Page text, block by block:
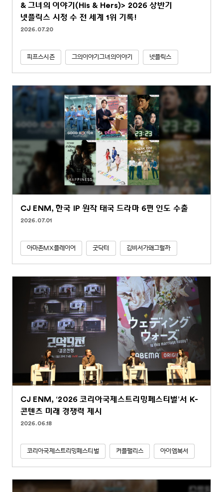
& 그녀의 이야기(His & Hers)> 2026 상반기
넷플릭스 시청 수 전 세계 1위 기록!
2026.07.20
피프스시즌 그의이야기그녀의이야기 넷플릭스
CJ ENM, 한국 IP 원작 태국 드라마 6편 인도 수출
2026.07.01
아마존MX플레이어 굿닥터 김비서가왜그럴까
CJ ENM, ‘2026 코리아국제스트리밍페스티벌’서 K-
콘텐츠 미래 경쟁력 제시
2026.06.18
코리아국제스트리밍페스티벌 커플팰리스 아이엠복서